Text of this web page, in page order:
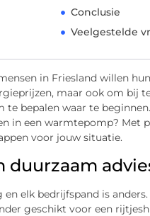
Conclusie
Veelgestelde
in Friesland willen
maar ook om bij
te bepalen waar te
in een warmtepomp? Met
voor jouw situatie.
duurzaam
en elk bedrijfspand is
geschikt voor een